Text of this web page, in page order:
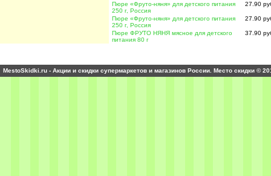
Пюре «Фруто-няня» для детского питания
250 г, Россия
27.90
Пюре «Фруто-няня» для детского питания
250 г, Россия
27.90
Пюре ФРУТО НЯНЯ мясное для детского
питания 80 г
37.90
MestoSkidki.ru - Акции и скидки супермаркетов и магазинов России. Место скидки ©